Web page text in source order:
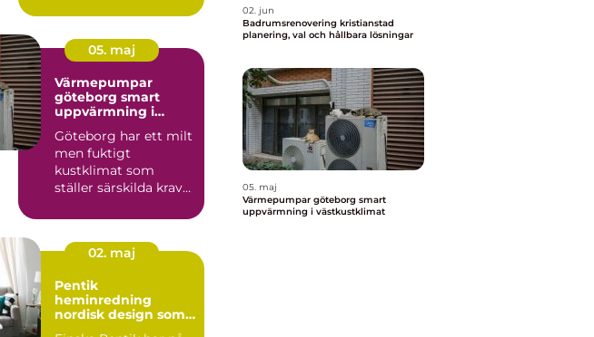
tid take...
05. maj
Värmepumpar
göteborg smart
uppvärmning i
Göteborg har ett milt
men fuktigt
kustklimat som
ställer särskilda krav
bostäder...
02. maj
Pentik
heminredning
nordisk design som
02. jun
Badrumsrenovering kristianstad
planering, val och hållbara lösningar
05. maj
Värmepumpar göteborg smart
uppvärmning i västkustklimat